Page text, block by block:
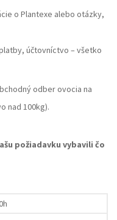
o Plantexe alebo otázky,
účtovníctvo – všetko
odber ovocia na
nad 100kg).
požiadavku vybavili čo